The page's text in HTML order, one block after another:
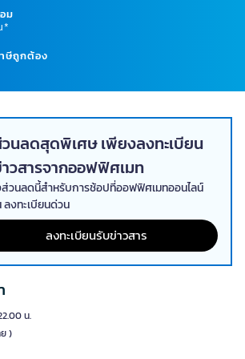
ม
*
ษีถูกต้อง
นลดสุดพิเศษ เพียงลงทะเบียน
วสารจากออฟฟิศเมท
วนลดนี้สำหรับการช้อปที่ออฟฟิศเมทออนไลน์
ลงทะเบียนด่วน
ลงทะเบียนรับข่าวสาร
น.
)